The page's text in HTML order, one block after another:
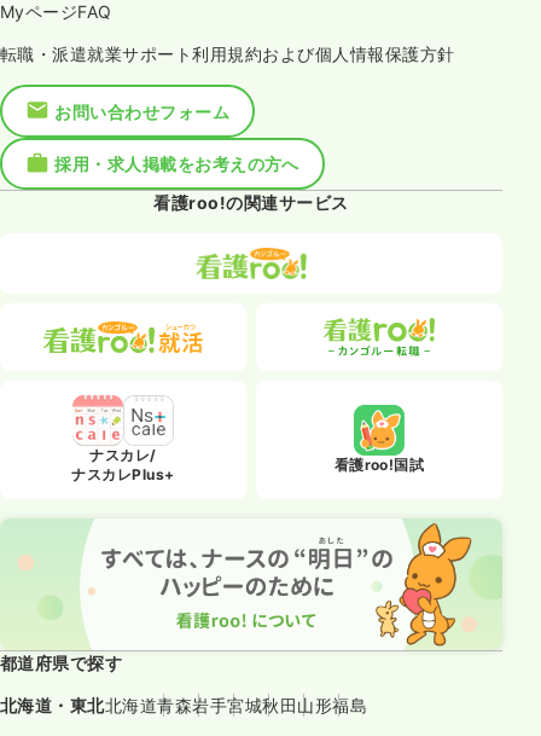
MyページFAQ
転職・派遣就業サポート利用規約および個人情報保護方針
お問い合わせフォーム
採用・求人掲載をお考えの方へ
看護roo!の関連サービス
ナスカレ/
ナスカレPlus+
看護roo!国試
都道府県で探す
北海道・東北北海道青森岩手宮城秋田山形福島